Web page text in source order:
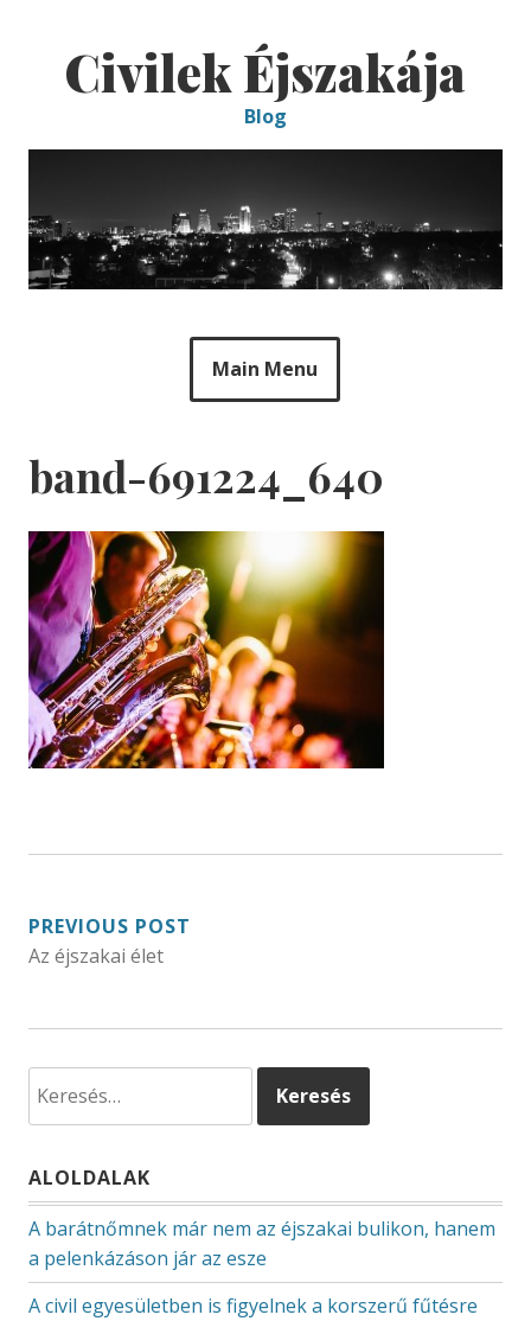
contentCivilek Éjszakája
Blog
Main Menu
band-691224_640
BEJEGYZÉS
NAVIGÁCIÓ
PREVIOUS POST
Az éjszakai élet
ALOLDALAK
A barátnőmnek már nem az éjszakai bulikon, hanem
a pelenkázáson jár az esze
A civil egyesületben is figyelnek a korszerű fűtésre